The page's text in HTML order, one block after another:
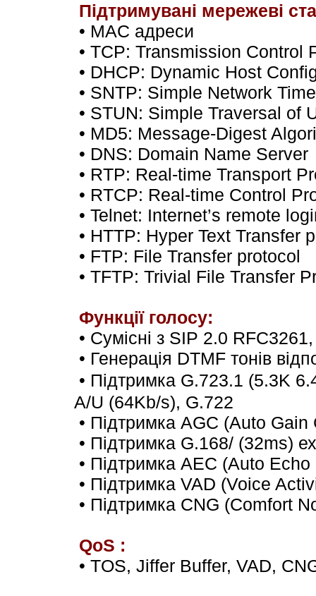
Підтримувані мережеві
• MAC адреси
• TCP: Transmission Control
• DHCP: Dynamic Host
• SNTP: Simple Network
• STUN: Simple Traversal of
• MD5: Message-Digest
• DNS: Domain Name Server
• RTP: Real-time Transport
• RTCP: Real-time Control
• Telnet: Internet’s remote
• HTTP: Hyper Text Transfer
• FTP: File Transfer protocol
• TFTP: Trivial File Transfer
Функції голосу:
• Сумісні з SIP 2.0
• Генерація DTMF тонів
• Підтримка G.723.1 (5.3K
A/U (64Kb/s), G.722
• Підтримка AGC (Auto Gain
• Підтримка G.168/ (32ms)
• Підтримка AEC (Auto
• Підтримка VAD (Voice
• Підтримка CNG (Comfort
QoS :
• TOS, Jiffer Buffer, VAD,